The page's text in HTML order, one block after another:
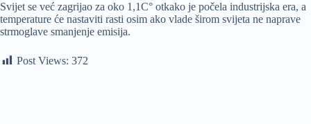
Svijet se već zagrijao za oko 1,1C° otkako je počela industrijska era, a
temperature će nastaviti rasti osim ako vlade širom svijeta ne naprave
strmoglave smanjenje emisija.
Post Views: 372